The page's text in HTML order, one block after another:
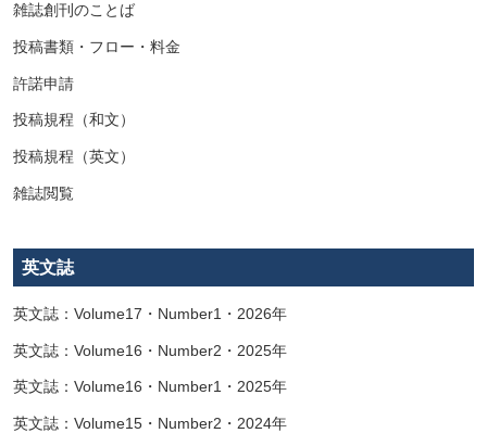
雑誌創刊のことば
投稿書類・フロー・料金
許諾申請
投稿規程（和文）
投稿規程（英文）
雑誌閲覧
英文誌
英文誌：Volume17・Number1・2026年
英文誌：Volume16・Number2・2025年
英文誌：Volume16・Number1・2025年
英文誌：Volume15・Number2・2024年